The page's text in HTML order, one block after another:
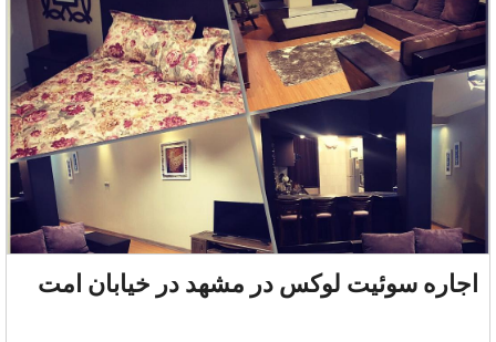
اجاره سوئیت لوکس در مشهد در خیابان امت